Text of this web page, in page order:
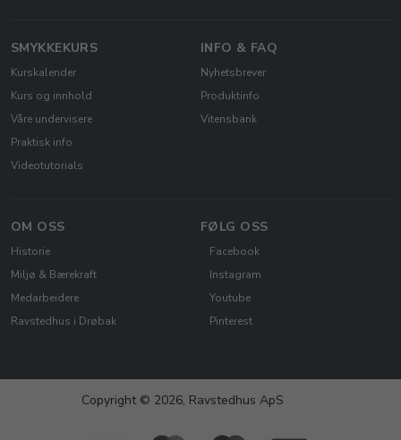
SMYKKEKURS
Kurskalender
Kurs og innhold
Våre undervisere
Praktisk info
Videotutorials
INFO & FAQ
Nyhetsbrever
Produktinfo
Vitensbank
OM OSS
Historie
Miljø & Bærekraft
Medarbeidere
Ravstedhus i Drøbak
FØLG OSS
Facebook
Instagram
Youtube
Pinterest
Copyright © 2026, Ravstedhus ApS